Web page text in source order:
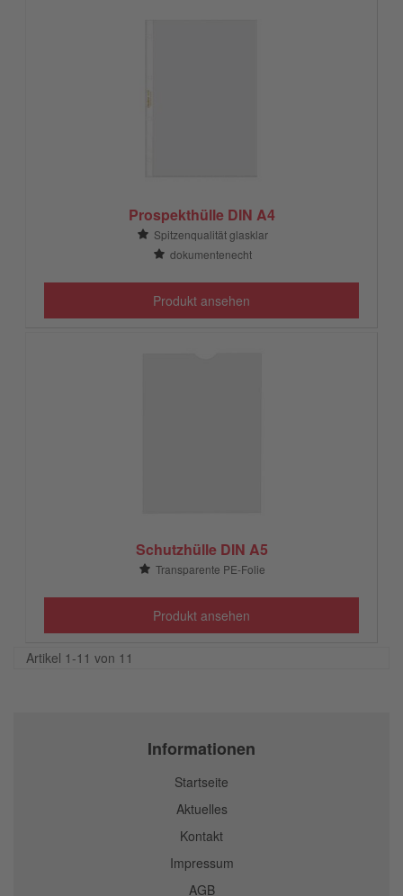
Prospekthülle DIN A4
Spitzenqualität glasklar
dokumentenecht
Produkt ansehen
Schutzhülle DIN A5
Transparente PE-Folie
Produkt ansehen
Artikel 1-11 von 11
Informationen
Startseite
Aktuelles
Kontakt
Impressum
AGB